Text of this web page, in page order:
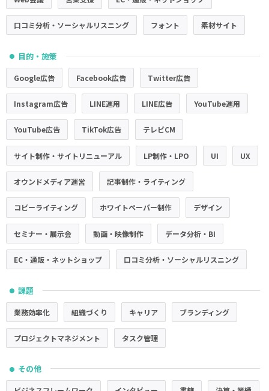
口コミ分析・ソーシャルリスニング フォント 素材サイト
● 目的・施策
Google広告 Facebook広告 Twitter広告
Instagram広告 LINE運用 LINE広告 YouTube運用
YouTube広告 TikTok広告 テレビCM
サイト制作・サイトリニューアル LP制作・LPO UI UX
オウンドメディア運営 記事制作・ライティング
コピーライティング ホワイトペーパー制作 デザイン
セミナー・展示会 動画・映像制作 データ分析・BI
EC・通販・ネットショップ 口コミ分析・ソーシャルリスニング
● 課題
業務効率化 組織づくり キャリア ブランディング
プロジェクトマネジメント タスク管理
● その他